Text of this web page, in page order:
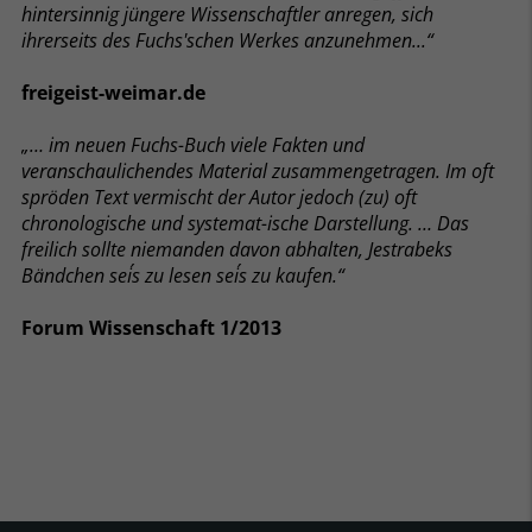
hintersinnig jüngere Wissenschaftler anregen, sich
ihrerseits des Fuchs'schen Werkes anzunehmen...“
freigeist-weimar.de
„… im neuen Fuchs-Buch viele Fakten und
veranschaulichendes Material zusammengetragen. Im oft
spröden Text vermischt der Autor jedoch (zu) oft
chronologische und systemat-ische Darstellung. … Das
freilich sollte niemanden davon abhalten, Jestrabeks
Bändchen sei´s zu lesen sei´s zu kaufen.“
Forum Wissenschaft 1/2013